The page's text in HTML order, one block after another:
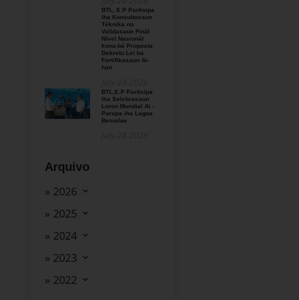
BTL, E.P Partisipa
iha Konsultasaun
Téknika no
Validasaun Finál
Nível Nasionál
kona-bá Proposta
Dekretu Lei ba
Fortifikasaun Ai-
han
BTL,E.P Partisipa
iha Selebrasaun
Loron Mundial Ai -
Parapa iha Lagoa
Bemalae.
Arquivo
» 2026
» 2025
» 2024
» 2023
» 2022